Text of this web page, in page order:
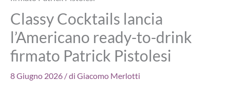
Classy Cocktails lancia
l’Americano ready-to-drink
firmato Patrick Pistolesi
8 Giugno 2026 / di Giacomo Merlotti